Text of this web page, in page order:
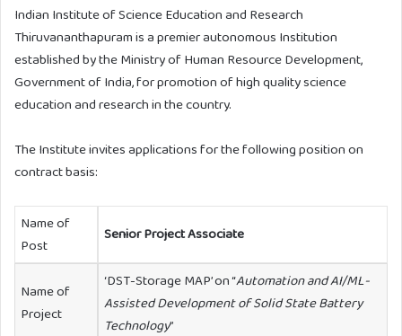
Indian Institute of Science Education and Research
Thiruvananthapuram is a premier autonomous Institution
established by the Ministry of Human Resource Development,
Government of India, for promotion of high quality science
education and research in the country.
The Institute invites applications for the following position on
contract basis:
Name of
Post
Senior Project Associate
Name of
Project
‘DST-Storage MAP’ on “Automation and AI/ML-
Assisted Development of Solid State Battery
Technology”